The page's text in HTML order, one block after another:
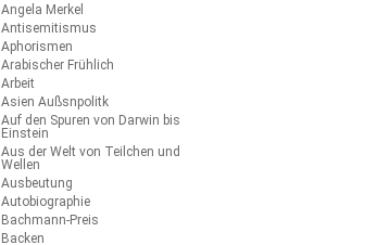
Angela Merkel
Antisemitismus
Aphorismen
Arabischer Frühlich
Arbeit
Asien Außsnpolitk
Auf den Spuren von Darwin bis
Einstein
Aus der Welt von Teilchen und
Wellen
Ausbeutung
Autobiographie
Bachmann-Preis
Backen